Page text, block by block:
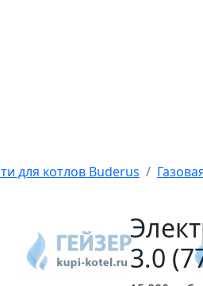
для котлов Buderus
3.0